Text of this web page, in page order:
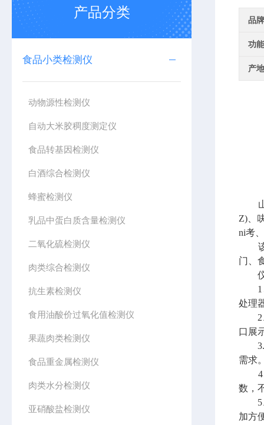
产品分类
食品小类检测仪
动物源性检测仪
自动大米胶稠度测定仪
食品转基因检测仪
白酒综合检测仪
蜂蜜检测仪
乳品中蛋白质含量检测仪
二氧化硫检测仪
肉类综合检测仪
抗生素检测仪
食用油酸价过氧化值检测仪
果蔬肉类检测仪
食品重金属检测仪
肉类水分检测仪
亚硝酸盐检测仪
品牌
功
产
山
Z)、
ni考
该
门、
仪
1
处理
2、
口展
3.一
需求
4、
数，
5、
加方